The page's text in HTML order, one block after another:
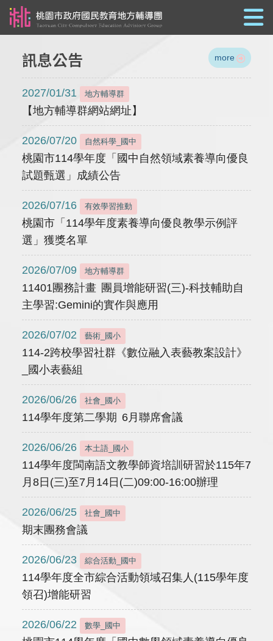
訊息公告 more
2027/01/31 地方輔導群
【地方輔導群網站網址】
2026/07/20 自然科學_國中
桃園市114學年度「國中自然領域素養導向優良
試題甄選」成績公告
2026/07/16 有效學習推動
桃園市「114學年度素養導向優良教學示例評
選」獲獎名單
2026/07/09 地方輔導群
11401團務計畫 團員增能研習(三)-科技輔助自
主學習:Gemini的實作與應用
2026/07/02 藝術_國小
114-2跨校學習社群《數位融入表藝教案設計》
_國小表藝組
2026/06/26 社會_國小
114學年度第二學期 6月聯席會議
2026/06/26 本土語_國小
114學年度閩南語文教學師資培訓研習於115年7
月8日(三)至7月14日(二)09:00-16:00辦理
2026/06/25 社會_國中
期末團務會議
2026/06/23 綜合活動_國中
114學年度全市綜合活動領域召集人(115學年度
領召)增能研習
2026/06/22 數學_國中